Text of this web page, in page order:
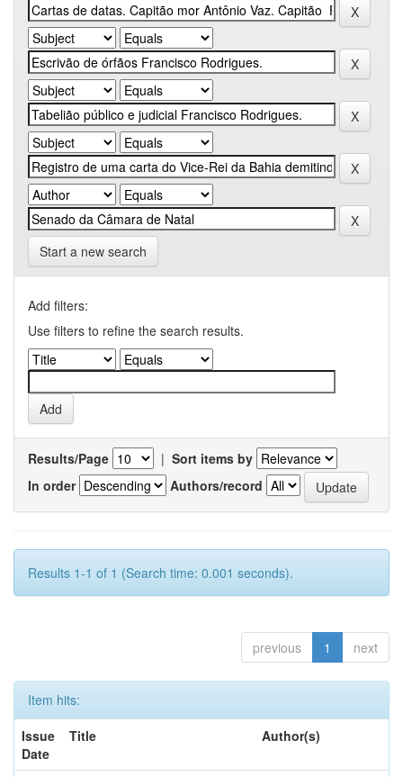
Start a new search
Add filters:
Use filters to refine the search results.
Results/Page | Sort items by
In order
Authors/record
Results 1-1 of 1 (Search time: 0.001 seconds).
previous 1 next
Item hits:
Issue
Date
Title Author(s)